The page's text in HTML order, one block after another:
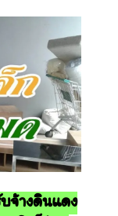
จ้างดินแดง